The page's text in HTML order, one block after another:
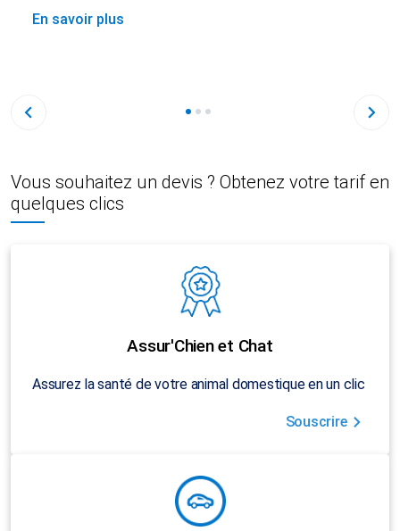
En savoir plus
Vous souhaitez un devis ? Obtenez votre tarif en
quelques clics
Assur'Chien et Chat
Assurez la santé de votre animal domestique en un clic
Souscrire